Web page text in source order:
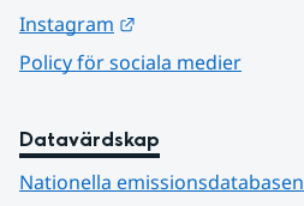
Instagram
Policy för sociala medier
Datavärdskap
Nationella emissionsdatabasen